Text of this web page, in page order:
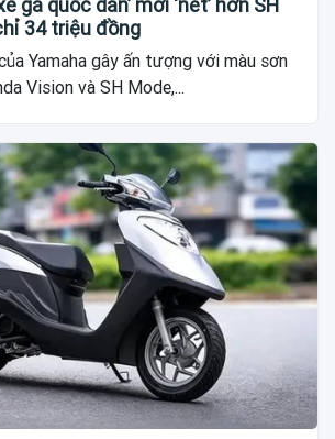
ga quốc dân’ mới ‘nét’ hơn SH
34 triệu đồng
Yamaha gây ấn tượng với màu sơn
Vision và SH Mode,...